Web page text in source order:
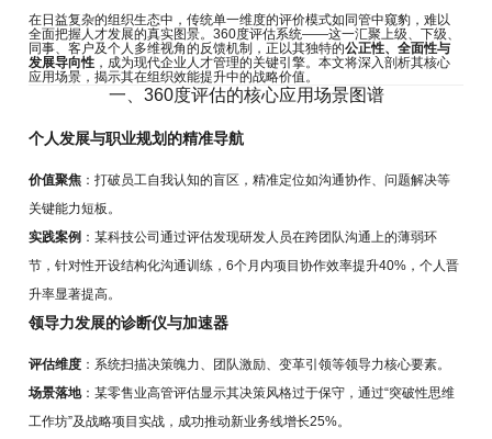
在日益复杂的组织生态中，传统单一维度的评价模式如同管中窥豹，难以
全面把握人才发展的真实图景。360度评估系统——这一汇聚上级、下级、
同事、客户及个人多维视角的反馈机制，正以其独特的公正性、全面性与
发展导向性 ，成为现代企业人才管理的关键引擎。本文将深入剖析其核心
应用场景，揭示其在组织效能提升中的战略价值。
一、360度评估的核心应用场景图谱
个人发展与职业规划的精准导航
价值聚焦 ：打破员工自我认知的盲区，精准定位如沟通协作、问题解决等
关键能力短板。
实践案例 ：某科技公司通过评估发现研发人员在跨团队沟通上的薄弱环
节，针对性开设结构化沟通训练，6个月内项目协作效率提升40%，个人晋
升率显著提高。
领导力发展的诊断仪与加速器
评估维度 ：系统扫描决策魄力、团队激励、变革引领等领导力核心要素。
场景落地：某零售业高管评估显示其决策风格过于保守，通过“突破性思维
工作坊”及战略项目实战，成功推动新业务线增长25%。